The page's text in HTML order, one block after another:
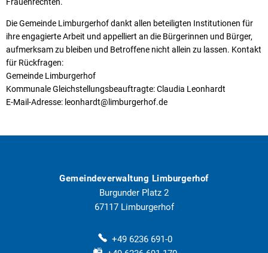
Die Gemeinde Limburgerhof dankt allen beteiligten Institutionen für
ihre engagierte Arbeit und appelliert an die Bürgerinnen und Bürger,
aufmerksam zu bleiben und Betroffene nicht allein zu lassen. Kontakt
für Rückfragen:
Gemeinde Limburgerhof
Kommunale Gleichstellungsbeauftragte: Claudia Leonhardt
E-Mail-Adresse: leonhardt@limburgerhof.de
Gemeindeverwaltung Limburgerhof
Burgunder Platz 2
67117 Limburgerhof
+49 6236 691-0